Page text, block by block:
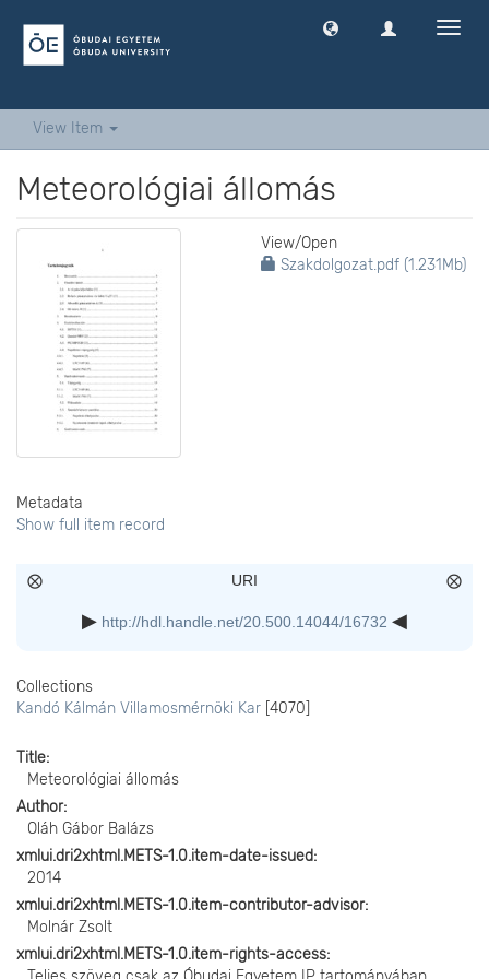
View Item
Meteorológiai állomás
View/Open
Szakdolgozat.pdf (1.231Mb)
Metadata
Show full item record
URI
http://hdl.handle.net/20.500.14044/16732
Collections
Kandó Kálmán Villamosmérnöki Kar [4070]
Title
Meteorológiai állomás
Author
Oláh Gábor Balázs
xmlui.dri2xhtml.METS-1.0.item-date-issued
2014
xmlui.dri2xhtml.METS-1.0.item-contributor-advisor
Molnár Zsolt
xmlui.dri2xhtml.METS-1.0.item-rights-access